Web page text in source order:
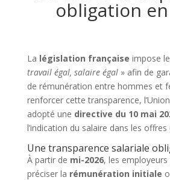
obligation
La législation française impose
travail égal, salaire égal» afin de
de rémunération entre hommes et
renforcer cette transparence,
adopté une directive du 10 mai
l’indication du salaire dans les offres
Une transparence salariale
À partir de mi-2026, les
préciser la rémunération initiale